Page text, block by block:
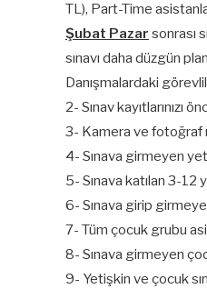
TL), Part-Time
Şubat Pazar sonrası
sınavı daha düzgün
Danışmalardaki
2- Sınav kayıtlarınızı
3- Kamera ve fotoğraf
4- Sınava girmeyen
5- Sınava katılan 3-
6- Sınava girip
7- Tüm çocuk grubu
8- Sınava girmeyen
9- Yetişkin ve çocuk